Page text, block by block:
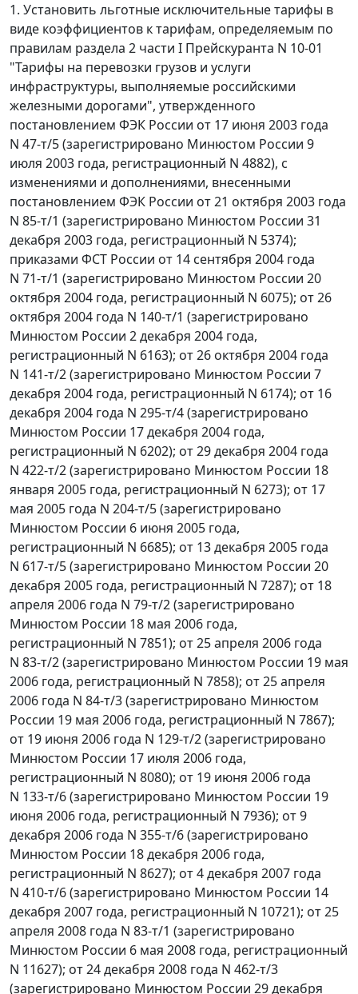
1. Установить льготные исключительные тарифы в
виде коэффициентов к тарифам, определяемым по
правилам раздела 2 части I Прейскуранта N 10-01
"Тарифы на перевозки грузов и услуги
инфраструктуры, выполняемые российскими
железными дорогами", утвержденного
постановлением ФЭК России от 17 июня 2003 года
N 47-т/5 (зарегистрировано Минюстом России 9
июля 2003 года, регистрационный N 4882), с
изменениями и дополнениями, внесенными
постановлением ФЭК России от 21 октября 2003 года
N 85-т/1 (зарегистрировано Минюстом России 31
декабря 2003 года, регистрационный N 5374);
приказами ФСТ России от 14 сентября 2004 года
N 71-т/1 (зарегистрировано Минюстом России 20
октября 2004 года, регистрационный N 6075); от 26
октября 2004 года N 140-т/1 (зарегистрировано
Минюстом России 2 декабря 2004 года,
регистрационный N 6163); от 26 октября 2004 года
N 141-т/2 (зарегистрировано Минюстом России 7
декабря 2004 года, регистрационный N 6174); от 16
декабря 2004 года N 295-т/4 (зарегистрировано
Минюстом России 17 декабря 2004 года,
регистрационный N 6202); от 29 декабря 2004 года
N 422-т/2 (зарегистрировано Минюстом России 18
января 2005 года, регистрационный N 6273); от 17
мая 2005 года N 204-т/5 (зарегистрировано
Минюстом России 6 июня 2005 года,
регистрационный N 6685); от 13 декабря 2005 года
N 617-т/5 (зарегистрировано Минюстом России 20
декабря 2005 года, регистрационный N 7287); от 18
апреля 2006 года N 79-т/2 (зарегистрировано
Минюстом России 18 мая 2006 года,
регистрационный N 7851); от 25 апреля 2006 года
N 83-т/2 (зарегистрировано Минюстом России 19 мая
2006 года, регистрационный N 7858); от 25 апреля
2006 года N 84-т/3 (зарегистрировано Минюстом
России 19 мая 2006 года, регистрационный N 7867);
от 19 июня 2006 года N 129-т/2 (зарегистрировано
Минюстом России 17 июля 2006 года,
регистрационный N 8080); от 19 июня 2006 года
N 133-т/6 (зарегистрировано Минюстом России 19
июня 2006 года, регистрационный N 7936); от 9
декабря 2006 года N 355-т/6 (зарегистрировано
Минюстом России 18 декабря 2006 года,
регистрационный N 8627); от 4 декабря 2007 года
N 410-т/6 (зарегистрировано Минюстом России 14
декабря 2007 года, регистрационный N 10721); от 25
апреля 2008 года N 83-т/1 (зарегистрировано
Минюстом России 6 мая 2008 года, регистрационный
N 11627); от 24 декабря 2008 года N 462-т/3
(зарегистрировано Минюстом России 29 декабря